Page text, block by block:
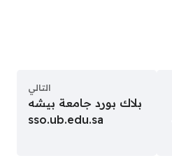
التالي
بلاك بورد جامعة بيشه
sso.ub.edu.sa